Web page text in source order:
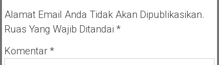
Kedaung
Antri
Alamat Email Anda Tidak Akan Dipublikasikan.
Ruas Yang Wajib Ditandai *
Komentar *